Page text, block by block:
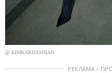
@ KIMKARDASHIAN
РЕКЛАМА –